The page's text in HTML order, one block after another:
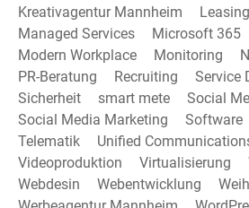
Kreativagentur Mannheim
Leasing
Managed Services
Microsoft 365
Modern Workplace
Monitoring
PR-Beratung
Recruiting Service
Sicherheit
smart mete
Social
Social Media Marketing
Software
Telematik
Unified
Videoproduktion
Virtualisierung
Webdesin
Webentwicklung